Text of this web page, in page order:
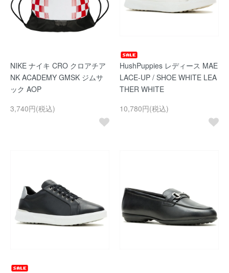
NIKE ナイキ CRO クロアチア
NK ACADEMY GMSK ジムサ
ック AOP
3,740円(税込)
HushPuppies レディース MAE
LACE-UP / SHOE WHITE LEA
THER WHITE
10,780円(税込)